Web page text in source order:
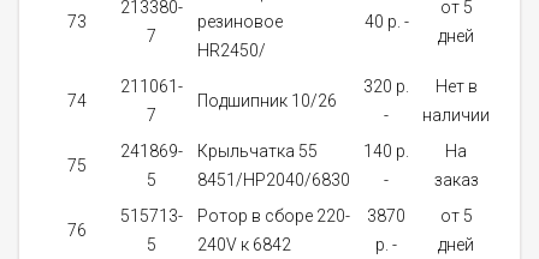
73
213380-
7
резиновое
HR2450/
40 p. -
от 5
дней
74
211061-
7
Подшипник 10/26
320 p.
-
Нет в
наличии
75
241869-
5
Крыльчатка 55
8451/HP2040/6830
140 p.
-
На
заказ
76
515713-
5
Ротор в сборе 220-
240V к 6842
3870
p. -
от 5
дней